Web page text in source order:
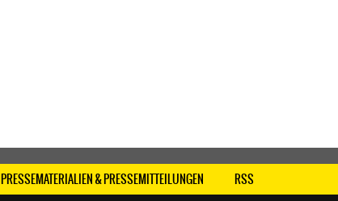
PRESSEMATERIALIEN & PRESSEMITTEILUNGEN RSS